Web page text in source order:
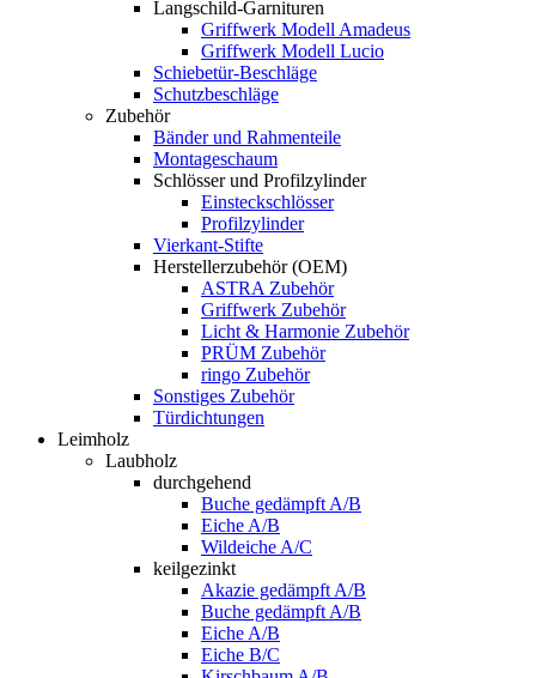
Langschild-Garnituren
Griffwerk Modell Amadeus
Griffwerk Modell Lucio
Schiebetür-Beschläge
Schutzbeschläge
Zubehör
Bänder und Rahmenteile
Montageschaum
Schlösser und Profilzylinder
Einsteckschlösser
Profilzylinder
Vierkant-Stifte
Herstellerzubehör (OEM)
ASTRA Zubehör
Griffwerk Zubehör
Licht & Harmonie Zubehör
PRÜM Zubehör
ringo Zubehör
Sonstiges Zubehör
Türdichtungen
Leimholz
Laubholz
durchgehend
Buche gedämpft A/B
Eiche A/B
Wildeiche A/C
keilgezinkt
Akazie gedämpft A/B
Buche gedämpft A/B
Eiche A/B
Eiche B/C